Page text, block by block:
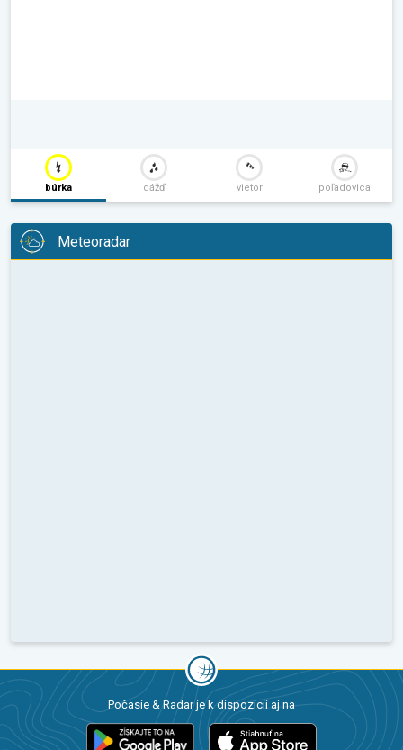
búrka dážď vietor poľadovica
Meteoradar
Počasie & Radar je k dispozícii aj na